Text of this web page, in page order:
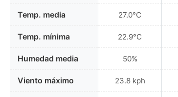
Temp. media
Temp. mínima
Humedad media
Viento máximo
27.0°C
22.9°C
50%
23.8 kph